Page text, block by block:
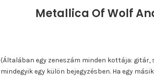
Metallica Of Wolf And
(Általában egy zeneszám minden kottája:
mindegyik egy külön bejegyzésben. Ha egy